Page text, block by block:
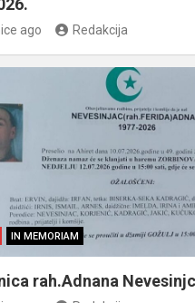
ago Redakcija
IN MEMORIAM
rah.Adnana